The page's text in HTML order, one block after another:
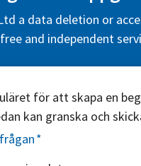
a data deletion or
and independent
för att skapa en
kan granska och
*